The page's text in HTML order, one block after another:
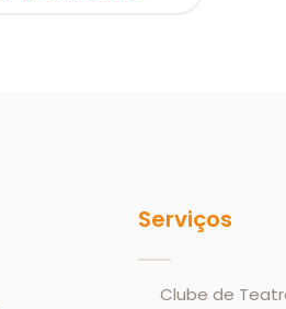
Serviços
Clube de